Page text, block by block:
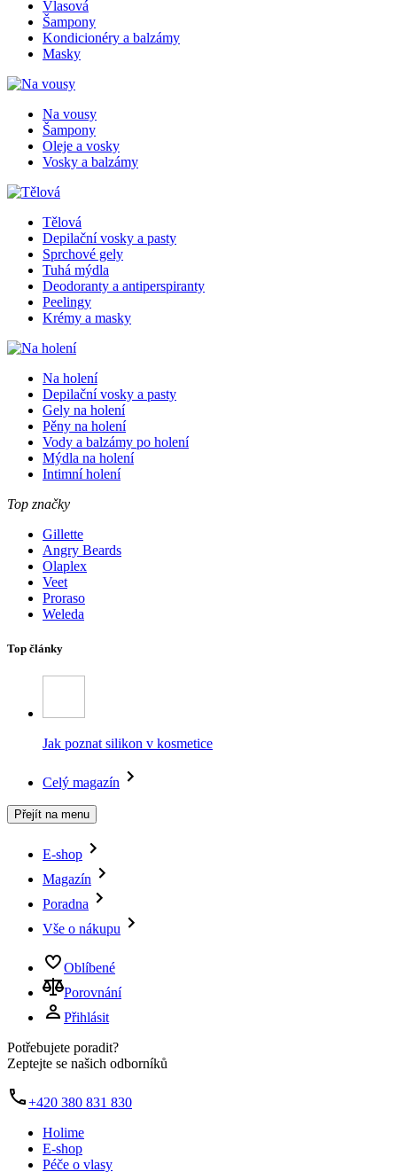
Vlasová
Šampony
Kondicionéry a balzámy
Masky
Na vousy
Šampony
Oleje a vosky
Vosky a balzámy
Tělová
Depilační vosky a pasty
Sprchové gely
Tuhá mýdla
Deodoranty a antiperspiranty
Peelingy
Krémy a masky
Na holení
Depilační vosky a pasty
Gely na holení
Pěny na holení
Vody a balzámy po holení
Mýdla na holení
Intimní holení
Top značky
Gillette
Angry Beards
Olaplex
Veet
Proraso
Weleda
Top články
Jak poznat silikon v kosmetice
Celý magazín
Přejít na menu
E-shop
Magazín
Poradna
Vše o nákupu
Oblíbené
Porovnání
Přihlásit
Potřebujete poradit?
Zeptejte se našich odborníků
+420 380 831 830
Holime
E-shop
Péče o vlasy